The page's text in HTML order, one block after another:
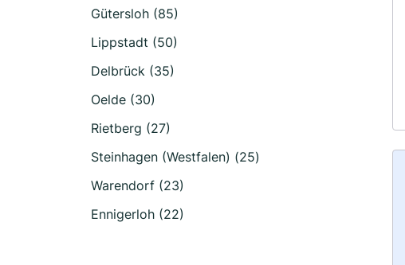
Gütersloh (85)
Lippstadt (50)
Delbrück (35)
Oelde (30)
Rietberg (27)
Steinhagen (Westfalen) (25)
Warendorf (23)
Ennigerloh (22)